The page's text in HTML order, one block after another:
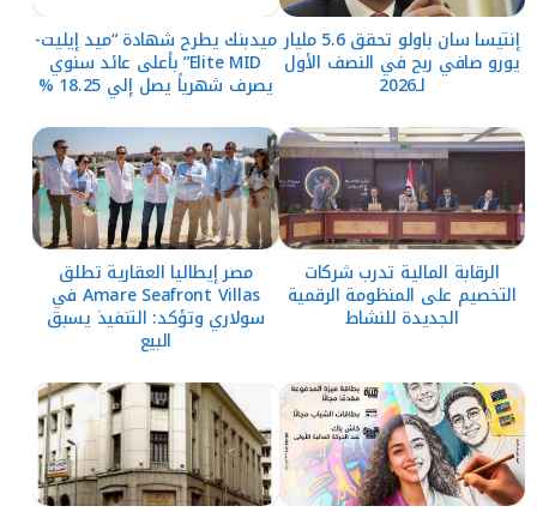
إنتيسا سان باولو تحقق 5.6 مليار
يورو صافي ربح في النصف الأول
لـ2026
ميدبنك يطرح شهادة “ميد إيليت-
Elite MID” بأعلى عائد سنوي
يصرف شهرياً يصل إلي 18.25 %
الرقابة المالية تدرب شركات
التخصيم على المنظومة الرقمية
الجديدة للنشاط
مصر إيطاليا العقارية تطلق
Amare Seafront Villas في
سولاري وتؤكد: التنفيذ يسبق
البيع